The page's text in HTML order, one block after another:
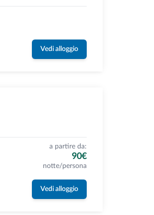
Vedi alloggio
a partire da:
90€
notte/persona
Vedi alloggio